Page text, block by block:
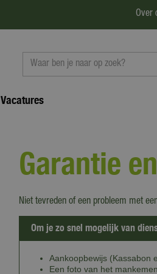
Over
Vacatures
Garantie
Niet tevreden of een probleem met
Om je zo snel mogelijk van
Aankoopbewijs (Kassabon
Een foto van het